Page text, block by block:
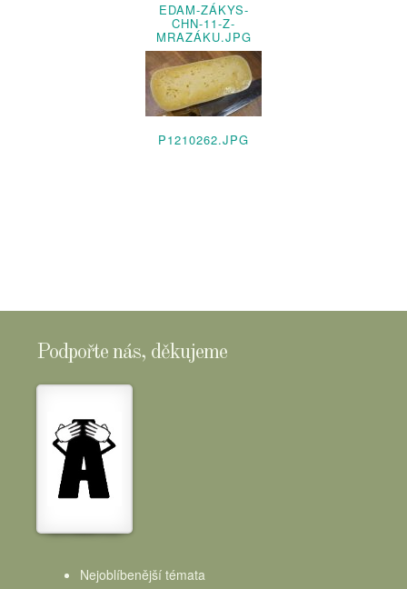
EDAM-ZÁKYS-
CHN-11-Z-
MRAZÁKU.JPG
P1210262.JPG
Podpořte nás, děkujeme
Nejoblíbenější témata